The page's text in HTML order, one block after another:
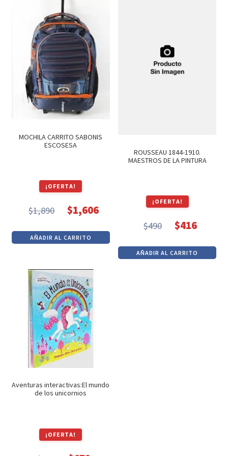
Textos (ver sub cats) (118)
TEXTOS EN INGLES (39)
TEXTOS INGLES (49)
Varios (749)
MOCHILA CARRITO SABONIS
ESCOSESA
¡OFERTA!
$1,890
precio
original
$1,890.
$1,606
precio
actual
$1,606.
AÑADIR AL CARRITO
ROUSSEAU 1844-1910.
MAESTROS DE LA PINTURA
¡OFERTA!
$490
precio
original
$416
precio
actual
AÑADIR AL CARRITO
Aventuras interactivas:El mundo
de los unicornios
¡OFERTA!